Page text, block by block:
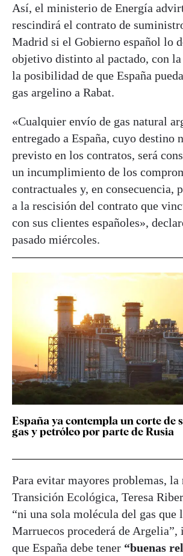
Así, el ministerio de Energía
rescindirá el contrato de
Madrid si el Gobierno español lo
objetivo distinto al pactado, con la
la posibilidad de que España
gas argelino a Rabat.
«Cualquier envío de gas natural
entregado a España, cuyo destino
previsto en los contratos, será
un incumplimiento de los
contractuales y, en consecuencia,
a la rescisión del contrato que
con sus clientes españoles»,
pasado miércoles.
España ya contempla un corte de
gas y petróleo por parte de Rusia
Para evitar mayores problemas,
Transición Ecológica, Teresa
“ni una sola molécula del gas que
Marruecos procederá de Argelia”,
que España debe tener “buenas